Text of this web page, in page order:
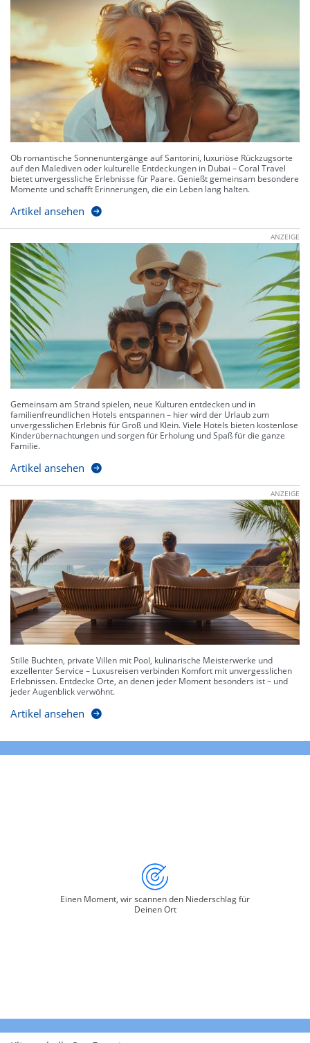
Ob romantische Sonnenuntergänge auf Santorini, luxuriöse Rückzugsorte
auf den Malediven oder kulturelle Entdeckungen in Dubai – Coral Travel
bietet unvergessliche Erlebnisse für Paare. Genießt gemeinsam besondere
Momente und schafft Erinnerungen, die ein Leben lang halten.
Artikel ansehen
ANZEIGE
Gemeinsam am Strand spielen, neue Kulturen entdecken und in
familienfreundlichen Hotels entspannen – hier wird der Urlaub zum
unvergesslichen Erlebnis für Groß und Klein. Viele Hotels bieten kostenlose
Kinderübernachtungen und sorgen für Erholung und Spaß für die ganze
Familie.
Artikel ansehen
ANZEIGE
Stille Buchten, private Villen mit Pool, kulinarische Meisterwerke und
exzellenter Service – Luxusreisen verbinden Komfort mit unvergesslichen
Erlebnissen. Entdecke Orte, an denen jeder Moment besonders ist – und
jeder Augenblick verwöhnt.
Artikel ansehen
Einen Moment, wir scannen den Niederschlag für
Deinen Ort